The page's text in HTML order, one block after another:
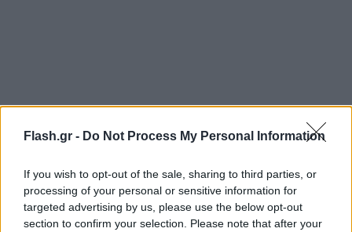
Flash.gr - Do Not Process My Personal Information
If you wish to opt-out of the sale, sharing to third parties, or
processing of your personal or sensitive information for
targeted advertising by us, please use the below opt-out
section to confirm your selection. Please note that after your